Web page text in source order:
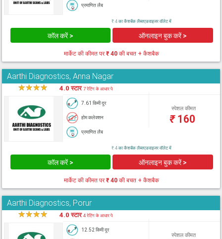
प्रमाणित लैब
₹ 4 का कैशबैक लैब्सएडवाइजर वॉलेट में
कॉल करें > ऑनलाइन बुक करें >
मार्केट की कीमत पर₹ 40 की बचत + कैशबैक
Aarthi Diagnostics, Anna Nagar
★★★★ 4.0 स्टार7 रेटिंग के आधार पे
7.61 किमी दूर
होम कलेक्शन
प्रमाणित लैब
स्पेशल कीमत
₹160
₹ 4 का कैशबैक लैब्सएडवाइजर वॉलेट में
कॉल करें > ऑनलाइन बुक करें >
मार्केट की कीमत पर₹ 40 की बचत + कैशबैक
Aarthi Diagnostics, Porur
★★★★ 4.0 स्टार4 रेटिंग के आधार पे
12.52 किमी दूर
स्पेशल कीमत